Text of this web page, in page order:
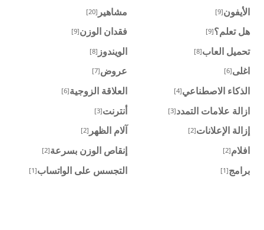
مشاهير [20] الأيفون[9]
فقدان الوزن[9] هل تعلم؟[9]
الويندوز [8] تحميل العاب[8]
عروض[7] اغلى[6]
العلاقة الزوجية[6] الذكاء الاصطناعي[4]
أنترنت[3] ازالة علامات التمدد[3]
آلام الظهر [2] إزالة الإعلانات[2]
إنقاص الوزن بسرعة[2] افلام[2]
التجسس على الواتساب[1] برامج[1]